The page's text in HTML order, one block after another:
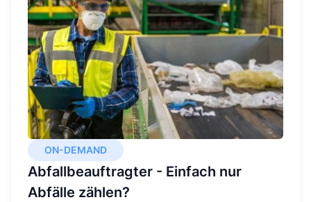
ON-DEMAND
Abfallbeauftragter - Einfach nur
Abfälle zählen?